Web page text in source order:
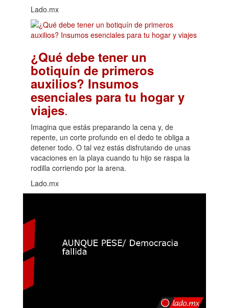
Lado.mx
¿Qué debe tener un
botiquín de primeros
auxilios? Insumos
esenciales para tu hogar y
viajes.
Imagina que estás preparando la cena y, de
repente, un corte profundo en el dedo te obliga a
detener todo. O tal vez estás disfrutando de unas
vacaciones en la playa cuando tu hijo se raspa la
rodilla corriendo por la arena.
Lado.mx